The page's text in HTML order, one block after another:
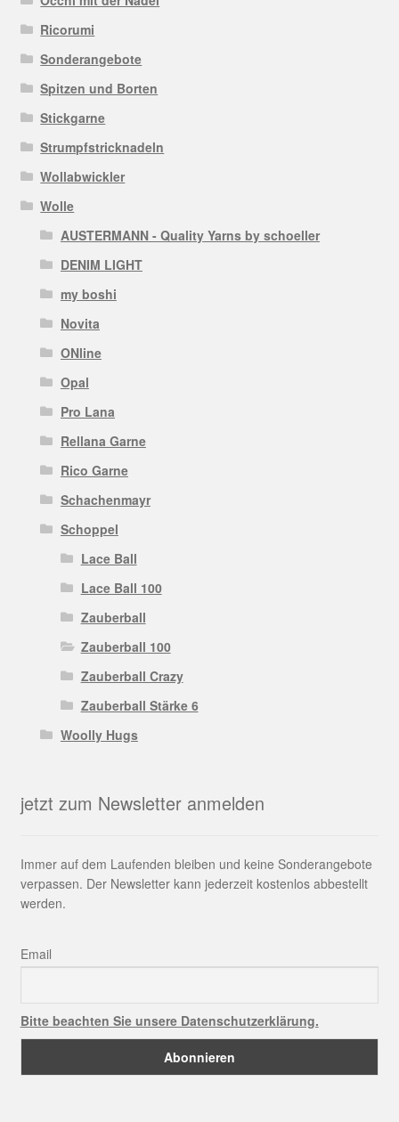
Ricorumi
Sonderangebote
Spitzen und Borten
Stickgarne
Strumpfstricknadeln
Wollabwickler
Wolle
AUSTERMANN - Quality Yarns by schoeller
DENIM LIGHT
my boshi
Novita
ONline
Opal
Pro Lana
Rellana Garne
Rico Garne
Schachenmayr
Schoppel
Lace Ball
Lace Ball 100
Zauberball
Zauberball 100
Zauberball Crazy
Zauberball Stärke 6
Woolly Hugs
jetzt zum Newsletter anmelden
Immer auf dem Laufenden bleiben und keine Sonderangebote
verpassen. Der Newsletter kann jederzeit kostenlos abbestellt
werden.
Email
Bitte beachten Sie unsere Datenschutzerklärung.